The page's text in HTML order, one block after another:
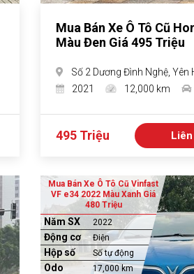
Mua Bán Xe Ô Tô Cũ
Màu Đen Giá 495 Triệu
Số 2 Dương Đình Nghệ, Yên
2021
12,000 km
495 Triệu
Mua Bán Xe Ô Tô Cũ Vinfast
VF e34 2022 Màu Xanh Giá
480 Triệu
Năm SX 2022
Động cơ Điện
Hộp số Số tự động
Odo 17,000 km